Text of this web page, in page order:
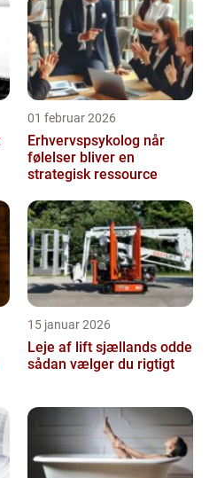
01 februar 2026
Erhvervspsykolog når
følelser bliver en
strategisk ressource
15 januar 2026
Leje af lift sjællands odde
sådan vælger du rigtigt